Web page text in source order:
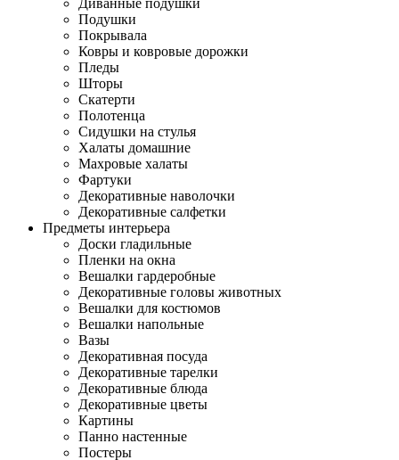
Диванные подушки
Подушки
Покрывала
Ковры и ковровые дорожки
Пледы
Шторы
Скатерти
Полотенца
Сидушки на стулья
Халаты домашние
Махровые халаты
Фартуки
Декоративные наволочки
Декоративные салфетки
Предметы интерьера
Доски гладильные
Пленки на окна
Вешалки гардеробные
Декоративные головы животных
Вешалки для костюмов
Вешалки напольные
Вазы
Декоративная посуда
Декоративные тарелки
Декоративные блюда
Декоративные цветы
Картины
Панно настенные
Постеры